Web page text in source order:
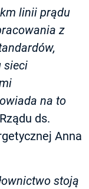
linii prądu
z
sieci
na to
ds.
Anna
stoją